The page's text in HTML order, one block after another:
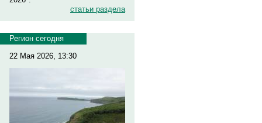
статьи раздела
Регион сегодня
22 Мая 2026, 13:30